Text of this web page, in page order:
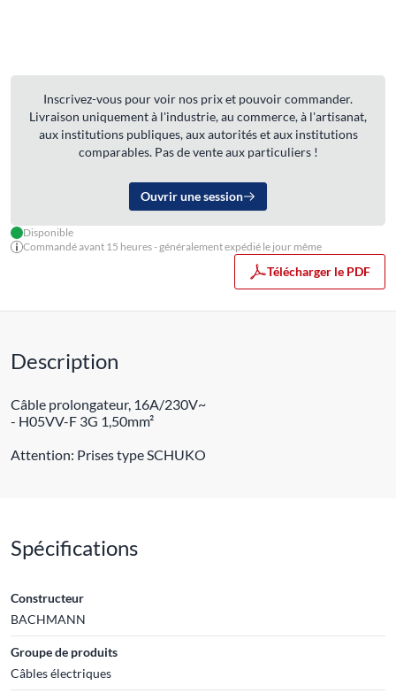
Inscrivez-vous pour voir nos prix et pouvoir commander.
Livraison uniquement à l'industrie, au commerce, à l'artisanat,
aux institutions publiques, aux autorités et aux institutions
comparables. Pas de vente aux particuliers !
Ouvrir une session
Disponible
Commandé avant 15 heures - généralement expédié le jour même
Télécharger le PDF
Description
Câble prolongateur, 16A/230V~
- H05VV-F 3G 1,50mm²
Attention: Prises type SCHUKO
Spécifications
Constructeur
BACHMANN
Groupe de produits
Câbles électriques